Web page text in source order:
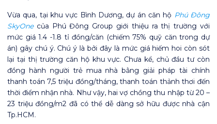
Vừa qua, tại khu vực Bình Dương, dự án căn hộ Phú Đông
SkyOnecủa Phú Đông Group giới thiệu ra thị trường với
mức giá 1.4 -1.8 tỉ đồng/căn (chiếm 75% quỹ căn trong dự
án) gây chú ý. Chú ý là bởi đây là mức giá hiếm hoi còn sót
lại tại thị trường căn hộ khu vực. Chưa kể, chủ đầu tư còn
đồng hành người trẻ mua nhà bằng giải pháp tài chính
thanh toán 7,5 triệu đồng/tháng, thanh toán thảnh thơi đến
thời điểm nhận nhà. Như vậy, hai vợ chồng thu nhập từ 20 –
23 triệu đồng/m2 đã có thể dễ dàng sở hữu được nhà cận
Tp.HCM.